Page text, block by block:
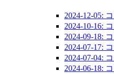
2024-12-05:
2024-10-16:
2024-09-18:
2024-07-17:
2024-07-04:
2024-06-18: